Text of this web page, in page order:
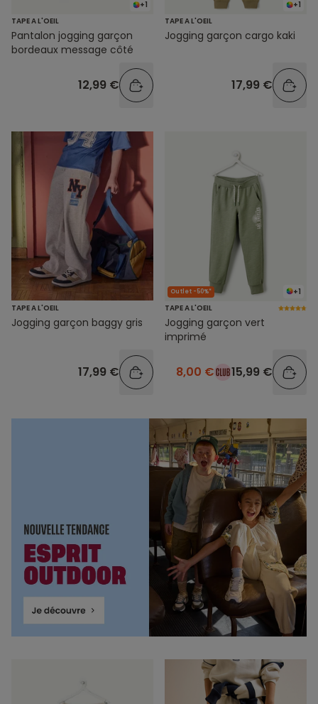
+1
TAPE A L'OEIL
Pantalon jogging garçon
bordeaux message côté
12,99 €
+1
TAPE A L'OEIL
Jogging garçon cargo kaki
17,99 €
TAPE A L'OEIL
Jogging garçon baggy gris
17,99 €
+1
Outlet -50%*
TAPE A L'OEIL
Jogging garçon vert
imprimé
8,00 € 15,99 €